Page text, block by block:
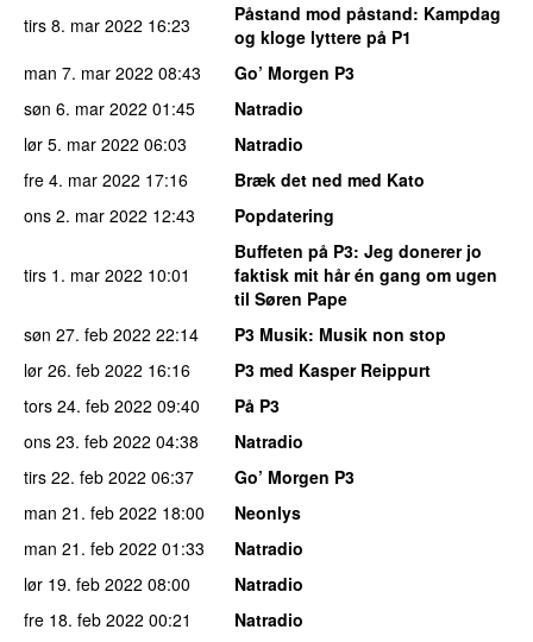
tirs 8. mar 2022 16:23 Påstand mod påstand: Kampdag
og kloge lyttere på P1
man 7. mar 2022 08:43
Go’ Morgen P3
søn 6. mar 2022 01:45
Natradio
lør 5. mar 2022 06:03
Natradio
fre 4. mar 2022 17:16
Bræk det ned med Kato
ons 2. mar 2022 12:43 Popdatering
tirs 1. mar 2022 10:01
Buffeten på P3: Jeg donerer jo
faktisk mit hår én gang om ugen
til Søren Pape
søn 27. feb 2022 22:14 P3 Musik: Musik non stop
lør 26. feb 2022 16:16
P3 med Kasper Reippurt
tors 24. feb 2022 09:40
På P3
ons 23. feb 2022 04:38
Natradio
tirs 22. feb 2022 06:37
Go’ Morgen P3
man 21. feb 2022 18:00
Neonlys
man 21. feb 2022 01:33
Natradio
lør 19. feb 2022 08:00
Natradio
fre 18. feb 2022 00:21
Natradio